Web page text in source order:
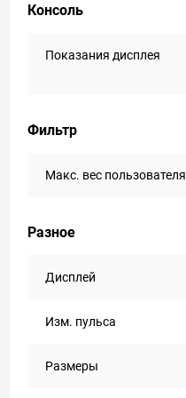
Консоль
Показания дисплея
Фильтр
Макс. вес пользователя
Разное
Дисплей
Изм. пульса
Размеры